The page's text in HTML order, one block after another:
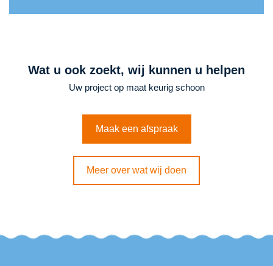
Wat u ook zoekt, wij kunnen u helpen
Uw project op maat keurig schoon
Maak een afspraak
Meer over wat wij doen